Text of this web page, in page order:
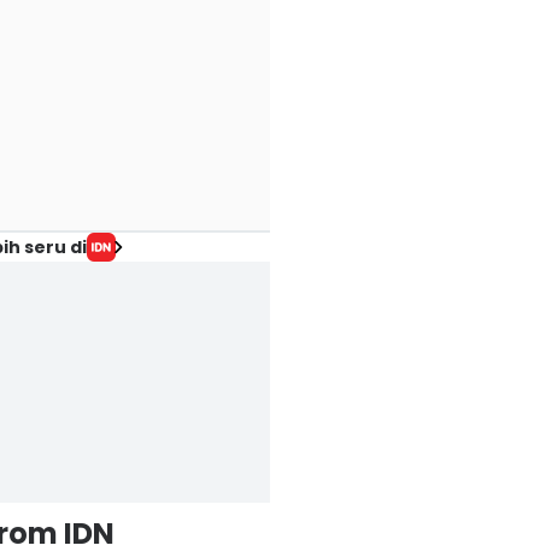
seru di
IDN